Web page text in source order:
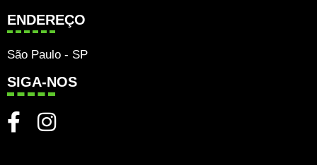
ENDEREÇO
São Paulo - SP
SIGA-NOS